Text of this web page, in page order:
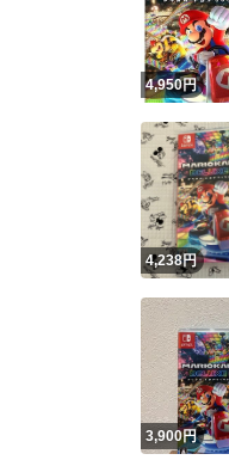
4,950円
4,238円
3,900円